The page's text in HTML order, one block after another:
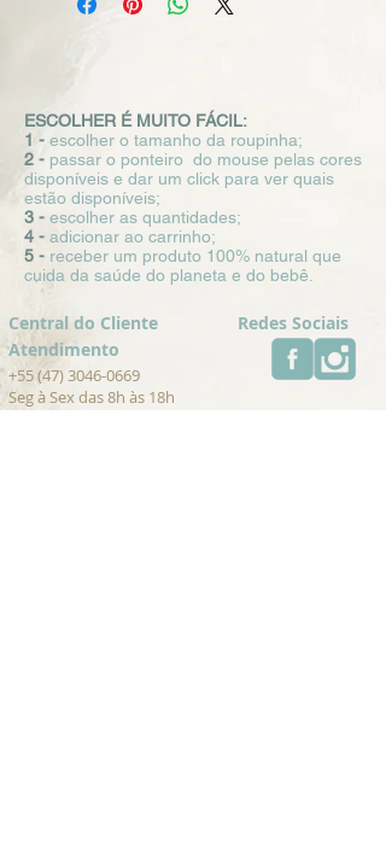
ESCOLHER É MUITO FÁCIL:
1 - escolher o tamanho da roupinha;
2 - passar o ponteiro do mouse pelas cores
disponíveis e dar um click para ver quais
estão disponíveis;
3 - escolher as quantidades;
4 - adicionar ao carrinho;
5 - receber um produto 100% natural que
cuida da saúde do planeta e do bebê.
Central do Cliente
Redes Sociais
Atendimento
+55 (47) 3046-0669
Seg à Sex das 8h às 18h